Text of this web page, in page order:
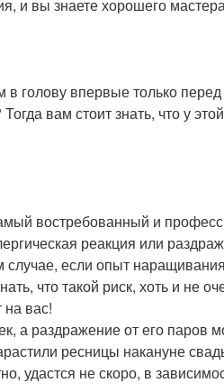
и вы знаете хорошего
голову впервые только
вам стоит знать, что у
востребованный и
реакция или
случае, если опыт
что такой риск, хоть и не
на вас!
а раздражение от его паров
ресницы накануне
удастся не скоро, в